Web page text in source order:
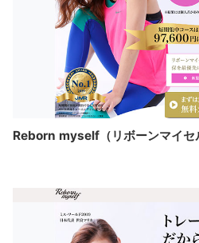
Reborn myself（リボーンマイセ